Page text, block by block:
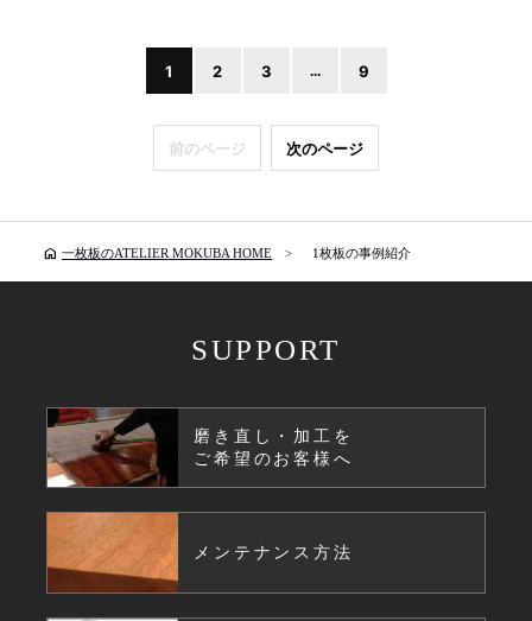
前のページ
1 2 3 ... 9
次のページ
home 一枚板のATELIER MOKUBA HOME 1枚板の事例紹介
SUPPORT
磨き直し・加工を
ご希望のお客様へ
メンテナンス方法